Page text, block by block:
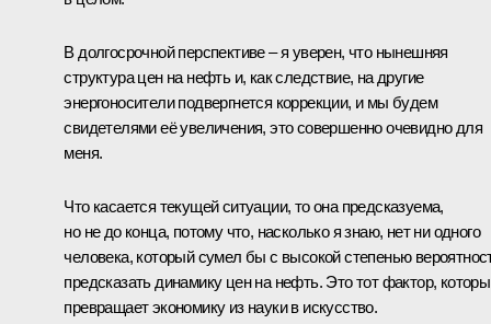
В долгосрочной перспективе – я уверен, что нынешняя
структура цен на нефть и, как следствие, на другие
энергоносители подвергнется коррекции, и мы будем
свидетелями её увеличения, это совершенно очевидно для
меня.
Что касается текущей ситуации, то она предсказуема,
но не до конца, потому что, насколько я знаю, нет ни одного
человека, который сумел бы с высокой степенью
предсказать динамику цен на нефть. Это тот фактор,
превращает экономику из науки в искусство.